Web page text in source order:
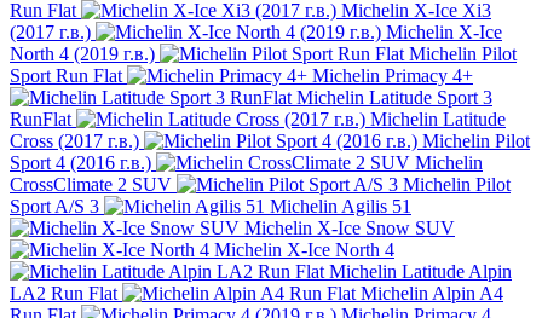
Run Flat
Michelin X-Ice Xi3
(2017 г.в.)
Michelin X-Ice
North 4 (2019 г.в.)
Michelin Pilot
Sport Run Flat
Michelin Primacy 4+
Michelin Latitude Sport 3
RunFlat
Michelin Latitude
Cross (2017 г.в.)
Michelin Pilot
Sport 4 (2016 г.в.)
Michelin
CrossClimate 2 SUV
Michelin Pilot
Sport A/S 3
Michelin Agilis 51
Michelin X-Ice Snow SUV
Michelin X-Ice North 4
Michelin Latitude Alpin
LA2 Run Flat
Michelin Alpin A4